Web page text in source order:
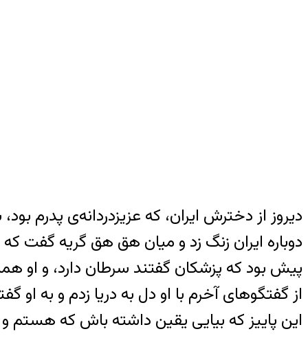
دیروز از دخترش ایران، که عزیزدردانه‌ی پدرم
دوباره ایران زنگ زد و میان هق هق گریه گفت
پیش بود که پزشکان گفتند سرطان دارد، و او
از گفتگوهای آخرم با او دل به دریا زدم و به
این پاییز که بیایی یقین داشته باش که